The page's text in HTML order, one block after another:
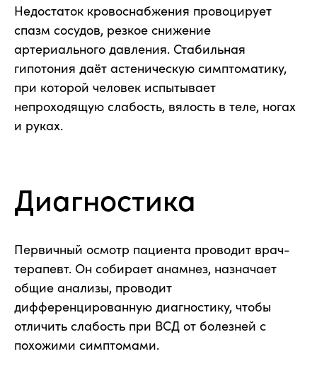
Недостаток кровоснабжения провоцирует
спазм сосудов, резкое снижение
артериального давления. Стабильная
гипотония даёт астеническую симптоматику,
при которой человек испытывает
непроходящую слабость, вялость в теле, ногах
и руках.
Диагностика
Первичный осмотр пациента проводит врач-
терапевт. Он собирает анамнез, назначает
общие анализы, проводит
дифференцированную диагностику, чтобы
отличить слабость при ВСД от болезней с
похожими симптомами.